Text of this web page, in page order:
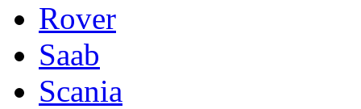
Rover
Saab
Scania